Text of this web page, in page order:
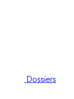
Dossiers